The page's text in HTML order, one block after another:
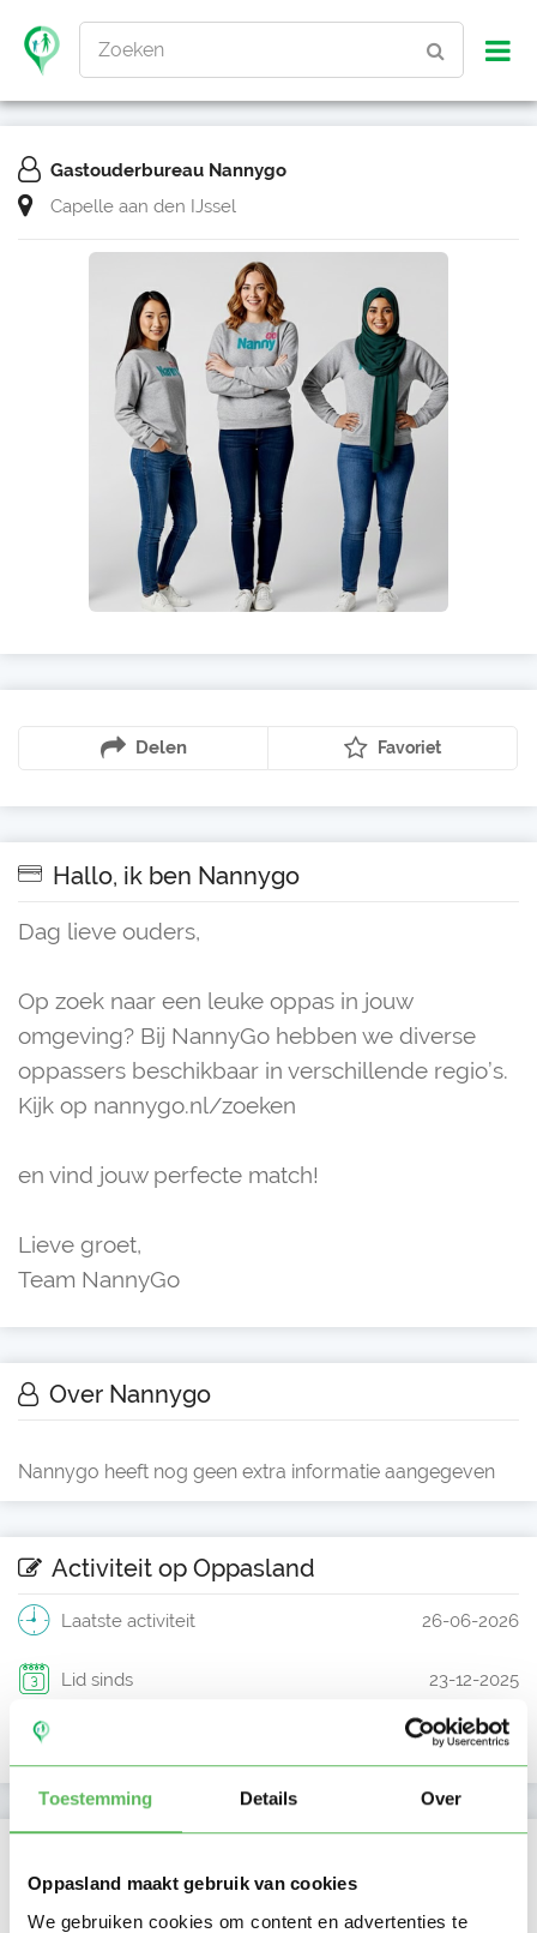
Toestemming Details Over
Oppasland maakt gebruik van cookies
We gebruiken cookies om content en advertenties te
Zoeken
Gastouderbureau Nannygo
Capelle aan den IJssel
Delen Favoriet
Hallo, ik ben Nannygo
Dag lieve ouders,
Op zoek naar een leuke oppas in jouw
omgeving? Bij NannyGo hebben we diverse
oppassers beschikbaar in verschillende regio’s.
Kijk op nannygo.nl/zoeken
en vind jouw perfecte match!
Lieve groet,
Team NannyGo
Over Nannygo
Nannygo heeft nog geen extra informatie aangegeven
Activiteit op Oppasland
Laatste activiteit 26-06-2026
Lid sinds 23-12-2025
23-12-2025